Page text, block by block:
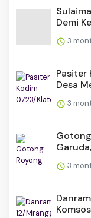
Demi
3
Pasiter
Desa
3
3